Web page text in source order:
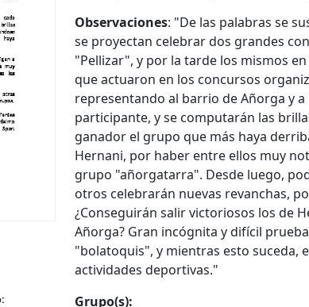
Observaciones: "De las palabras se
se proyectan celebrar dos grandes
"Pellizar", y por la tarde los mismos
que actuaron en los concursos
representando al barrio de Añorga y
participante, y se computarán las
ganador el grupo que más haya
Hernani, por haber entre ellos muy
grupo "añorgatarra". Desde luego,
otros celebrarán nuevas revanchas,
¿Conseguirán salir victoriosos los de
Añorga? Gran incógnita y difícil
"bolatoquis", y mientras esto suceda,
actividades deportivas."
Grupo(s):